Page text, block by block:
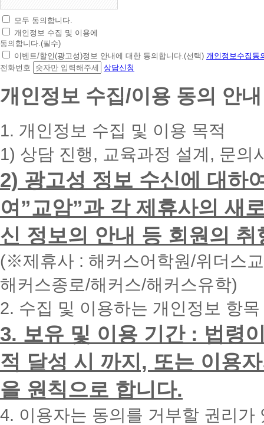
초
간
편
상
담
청
대
폰
입
력
시
면
빠
른
간
내
에
화
드
리
겠
습
니
다.
모두 동의합니다.
개인정보 수집 및 이용에
동의합니다.(필수)
이벤트/할인(광고성)정보 안내에 대한 동의합니다.(선택) 개인정보수집동
전화번호
상담신청
개인정보 수집/이용 동의 안내
1. 개인정보 수집 및 이용 목적
1) 상담 진행, 교육과정 설계, 문의
2) 광고성 정보 수신에 대하
여”교암”과 각 제휴사의 새
신 정보의 안내 등 회원의
(※제휴사 : 해커스어학원/위더스
해커스종로/해커스/해커스유학)
2. 수집 및 이용하는 개인정보 항
3. 보유 및 이용 기간 : 법령
적 달성 시 까지, 또는 이용
을 원칙으로 합니다.
4. 이용자는 동의를 거부할 권리